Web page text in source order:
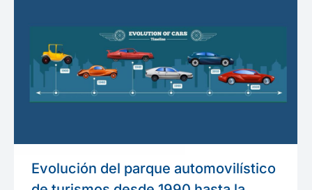
Evolución del parque automovilístico